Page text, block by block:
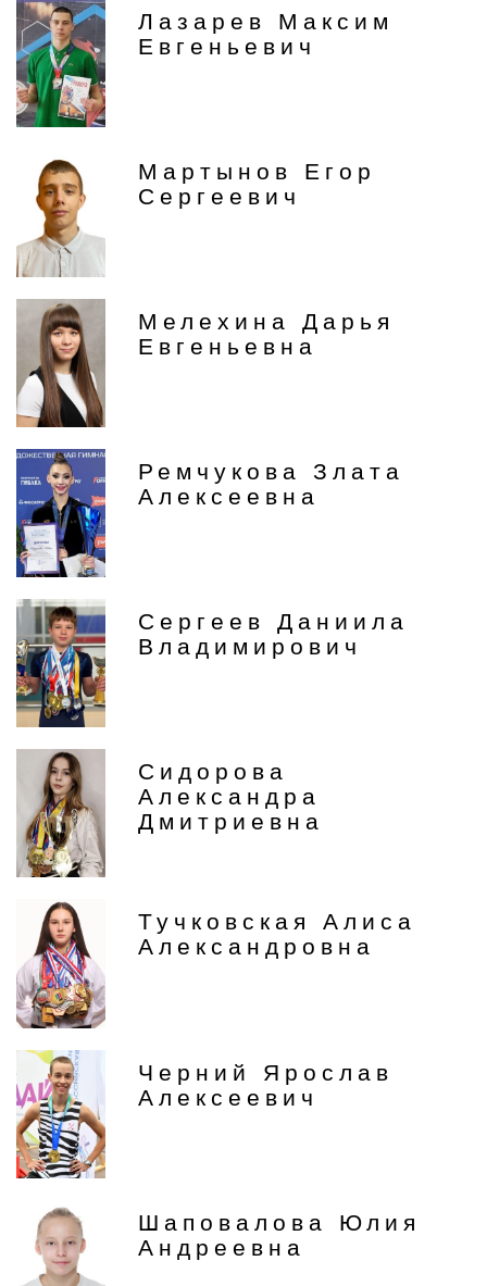
Лазарев Максим
Евгеньевич
Мартынов Егор
Сергеевич
Мелехина Дарья
Евгеньевна
Ремчукова Злата
Алексеевна
Сергеев Даниила
Владимирович
Сидорова
Александра
Дмитриевна
Тучковская Алиса
Александровна
Черний Ярослав
Алексеевич
Шаповалова Юлия
Андреевна